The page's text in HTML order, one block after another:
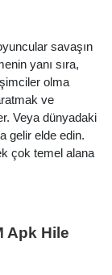
savaşın
yanı sıra,
olma
ve
Veya dünyadaki
gelir elde edin.
çok temel alana
Apk Hile